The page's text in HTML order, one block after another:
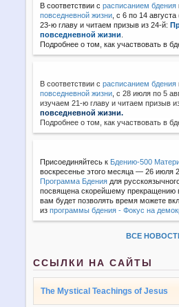
В соответствии срасписанием бдения
повседневной жизни , с 6 по 14
23-ю главу и читаем призыв из 24-й:
повседневной жизни
Подробнее о том, как участвовать в
В соответствии с расписанием бдения
повседневной жизни с 28 июля по 5
изучаем 21-ю главу и читаем призыв
повседневной жизни.
Подробнее о том, как участвовать в
Присоединяйтесь к Бдению-500
воскресенье этого месяца — 26 июля
Программа Бдения для
посвящена скорейшему прекращению
вам будет позволять время можете
изпрограммы бдения - Фокус на
ВСЕ
ССЫЛКИ НА САЙТЫ
The Mystical Teachings of Jesus